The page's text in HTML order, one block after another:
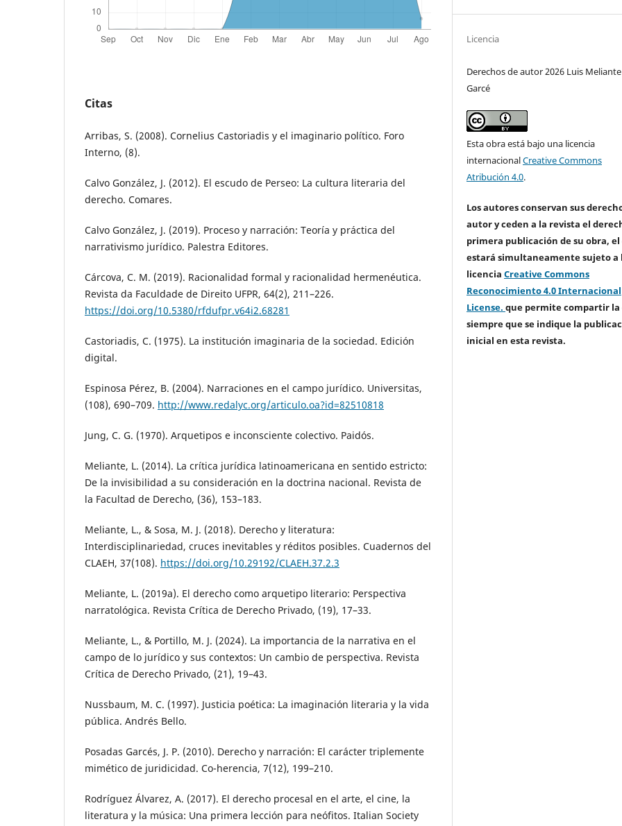
Citas
Arribas, S. (2008). Cornelius Castoriadis y el imaginario político. Foro
Interno, (8).
Calvo González, J. (2012). El escudo de Perseo: La cultura literaria del
derecho. Comares.
Calvo González, J. (2019). Proceso y narración: Teoría y práctica del
narrativismo jurídico. Palestra Editores.
Cárcova, C. M. (2019). Racionalidad formal y racionalidad hermenéutica.
Revista da Faculdade de Direito UFPR, 64(2), 211–226.
https://doi.org/10.5380/rfdufpr.v64i2.68281
Castoriadis, C. (1975). La institución imaginaria de la sociedad. Edición
digital.
Espinosa Pérez, B. (2004). Narraciones en el campo jurídico. Universitas,
(108), 690–709. http://www.redalyc.org/articulo.oa?id=82510818
Jung, C. G. (1970). Arquetipos e inconsciente colectivo. Paidós.
Meliante, L. (2014). La crítica jurídica latinoamericana en sentido estricto:
De la invisibilidad a su consideración en la doctrina nacional. Revista de
la Facultad de Derecho, (36), 153–183.
Meliante, L., & Sosa, M. J. (2018). Derecho y literatura:
Interdisciplinariedad, cruces inevitables y réditos posibles. Cuadernos del
CLAEH, 37(108). https://doi.org/10.29192/CLAEH.37.2.3
Meliante, L. (2019a). El derecho como arquetipo literario: Perspectiva
narratológica. Revista Crítica de Derecho Privado, (19), 17–33.
Meliante, L., & Portillo, M. J. (2024). La importancia de la narrativa en el
campo de lo jurídico y sus contextos: Un cambio de perspectiva. Revista
Crítica de Derecho Privado, (21), 19–43.
Nussbaum, M. C. (1997). Justicia poética: La imaginación literaria y la vida
pública. Andrés Bello.
Posadas Garcés, J. P. (2010). Derecho y narración: El carácter triplemente
mimético de juridicidad. Co-herencia, 7(12), 199–210.
Rodríguez Álvarez, A. (2017). El derecho procesal en el arte, el cine, la
literatura y la música: Una primera lección para neófitos. Italian Society
Licencia
Derechos de autor 2026 Luis Meliante
Garcé
Esta obra está bajo una licencia
internacionalCreative Commons
Atribución 4.0.
Los autores conservan sus
autor y ceden a la revista el
primera publicación de su obra, el
estará simultaneamente sujeto a
licenciaCreative Commons
Reconocimiento 4.0 Internacional
License.que permite compartir la
siempre que se indique la
inicial en esta revista.